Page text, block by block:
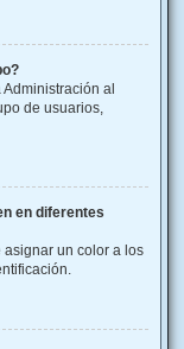
al
de usuarios,
en diferentes
asignar un color a los